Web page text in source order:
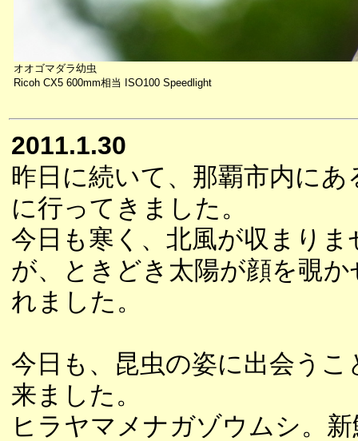
オオゴマダラ幼虫
Ricoh CX5 600mm相当 ISO100 Speedlight
2011.1.30
昨日に続いて、那覇市内にあ
に行ってきました。
今日も寒く、北風が収まりま
が、ときどき太陽が顔を覗か
れました。
今日も、昆虫の姿に出会うこ
来ました。
ヒラヤマメナガゾウムシ。